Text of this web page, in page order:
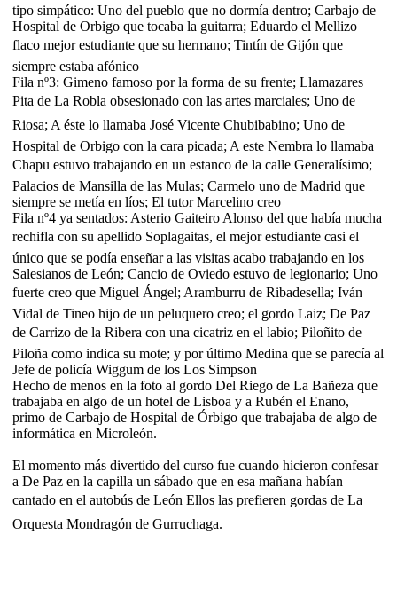
tipo simpático: Uno del pueblo que no dormía dentro; Carbajo de
Hospital de Orbigo que tocaba la guitarra; Eduardo el Mellizo
flaco mejor estudiante que su hermano; Tintín de Gijón que
siempre estaba afónico
Fila nº3: Gimeno famoso por la forma de su frente; Llamazares
Pita de La Robla obsesionado con las artes marciales; Uno de
Riosa; A éste lo llamaba José Vicente Chubibabino; Uno de
Hospital de Orbigo con la cara picada; A este Nembra lo llamaba
Chapu estuvo trabajando en un estanco de la calle Generalísimo;
Palacios de Mansilla de las Mulas; Carmelo uno de Madrid que
siempre se metía en líos; El tutor Marcelino creo
Fila nº4 ya sentados: Asterio Gaiteiro Alonso del que había mucha
rechifla con su apellido Soplagaitas, el mejor estudiante casi el
único que se podía enseñar a las visitas acabo trabajando en los
Salesianos de León; Cancio de Oviedo estuvo de legionario; Uno
fuerte creo que Miguel Ángel; Aramburru de Ribadesella; Iván
Vidal de Tineo hijo de un peluquero creo; el gordo Laiz; De Paz
de Carrizo de la Ribera con una cicatriz en el labio; Piloñito de
Piloña como indica su mote; y por último Medina que se parecía al
Jefe de policía Wiggum de los Los Simpson
Hecho de menos en la foto al gordo Del Riego de La Bañeza que
trabajaba en algo de un hotel de Lisboa y a Rubén el Enano,
primo de Carbajo de Hospital de Órbigo que trabajaba de algo de
informática en Microleón.
El momento más divertido del curso fue cuando hicieron confesar
a De Paz en la capilla un sábado que en esa mañana habían
cantado en el autobús de León Ellos las prefieren gordas de La
Orquesta Mondragón de Gurruchaga.